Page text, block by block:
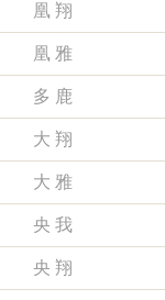
凰 翔
凰 雅
多 鹿
大 翔
大 雅
央 我
央 翔